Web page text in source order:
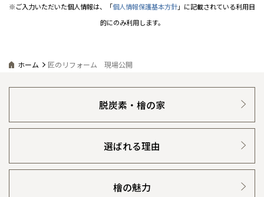
※ご入力いただいた個人情報は、「個人情報保護基本方針」に記載されている利用目
的にのみ利用します。
ホーム 匠のリフォーム 現場公開
脱炭素・檜の家
選ばれる理由
檜の魅力